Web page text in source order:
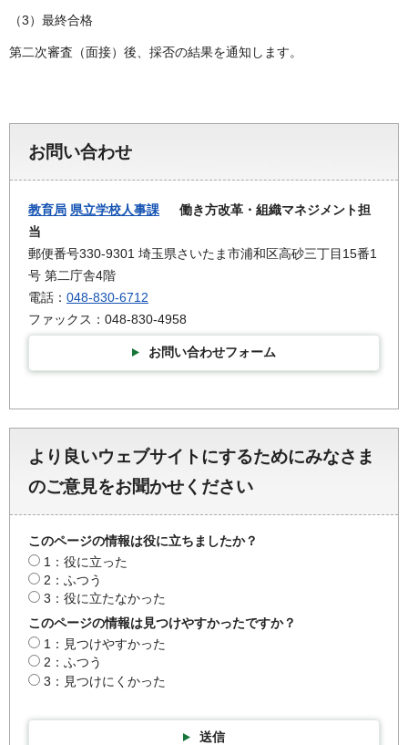
（3）最終合格
第二次審査（面接）後、採否の結果を通知します。
お問い合わせ
教育局 県立学校人事課 働き方改革・組織マネジメント担
当
郵便番号330-9301 埼玉県さいたま市浦和区高砂三丁目15番1
号 第二庁舎4階
電話： 048-830-6712
ファックス：048-830-4958
お問い合わせフォーム
より良いウェブサイトにするためにみなさま
のご意見をお聞かせください
このページの情報は役に立ちましたか？
1：役に立った
2：ふつう
3：役に立たなかった
このページの情報は見つけやすかったですか？
1：見つけやすかった
2：ふつう
3：見つけにくかった
送信